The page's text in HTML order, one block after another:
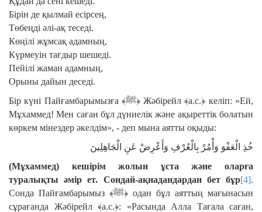
Бірін де қылмай есірсең,
Төбеңді әлі-ақ теседі.
Көңілі жұмсақ адамның,
Күрмеуін тағдыр шешеді.
Пейілі жаман адамның,
Орыны дайын деседі.
Бір күні Пайғамбарымызға ﴾ﷺ﴿ Жәбірейл ﴾а.с.﴿ келіп: «Ей,
Мұхаммед! Мен саған бұл дүниелік және ақыреттік болатын
көркем мінездер әкелдім», - деп мына аятты оқыды:
خُذِ الْعَفْوَ وَأْمُرْ بِالْعُرْفِ وَأَعْرِضْ عَنِ الْجَاهِلِينَ
(Мұхаммед) кешірім жолын ұста және оларға
туралықты әмір ет. Сондай-ақнадандарданбет бұр[4].
Сонда Пайғамбарымыз ﴾ﷺ﴿ одан бұл аяттың мағынасын
сұрағанда Жәбірейл ﴾а.с.﴿: «Расында Алла Тағала саған,